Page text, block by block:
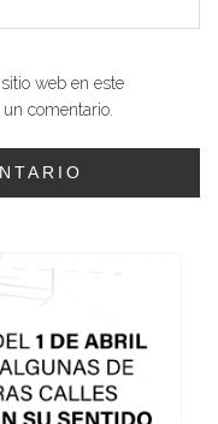
web en este
comentario.